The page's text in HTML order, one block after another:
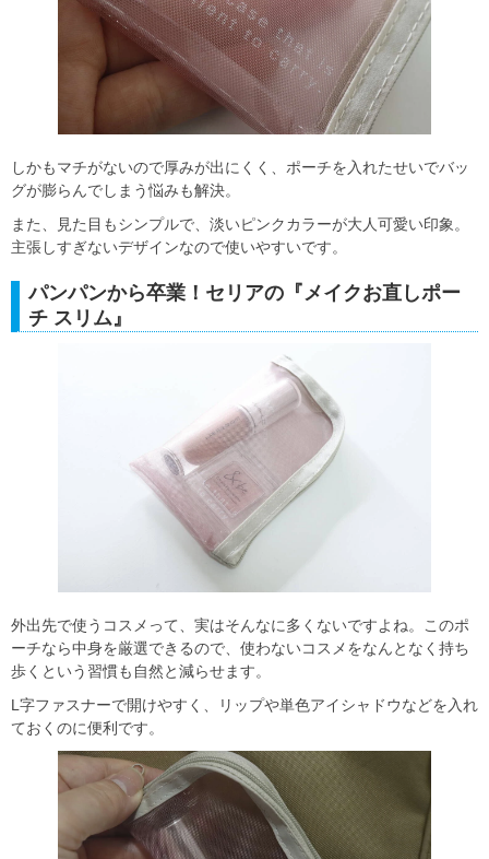
しかもマチがないので厚みが出にくく、ポーチを入れたせいでバッ
グが膨らんでしまう悩みも解決。
また、見た目もシンプルで、淡いピンクカラーが大人可愛い印象。
主張しすぎないデザインなので使いやすいです。
パンパンから卒業！セリアの『メイクお直しポー
チ スリム』
外出先で使うコスメって、実はそんなに多くないですよね。このポ
ーチなら中身を厳選できるので、使わないコスメをなんとなく持ち
歩くという習慣も自然と減らせます。
L字ファスナーで開けやすく、リップや単色アイシャドウなどを入れ
ておくのに便利です。